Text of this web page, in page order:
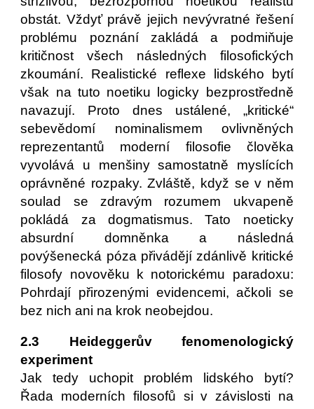
obstát. Vždyť právě jejich nevývratné řešení
problému poznání zakládá a podmiňuje
kritičnost všech následných filosofických
zkoumání. Realistické reflexe lidského bytí
však na tuto noetiku logicky bezprostředně
navazují. Proto dnes ustálené, „kritické“
sebevědomí nominalismem ovlivněných
reprezentantů moderní filosofie člověka
vyvolává u menšiny samostatně myslících
oprávněné rozpaky. Zvláště, když se v něm
soulad se zdravým rozumem ukvapeně
pokládá za dogmatismus. Tato noeticky
absurdní domněnka a následná
povýšenecká póza přivádějí zdánlivě kritické
filosofy novověku k notorickému paradoxu:
Pohrdají přirozenými evidencemi, ačkoli se
bez nich ani na krok neobejdou.
2.3 Heideggerův fenomenologický
experiment
Jak tedy uchopit problém lidského bytí?
Řada moderních filosofů si v závislosti na